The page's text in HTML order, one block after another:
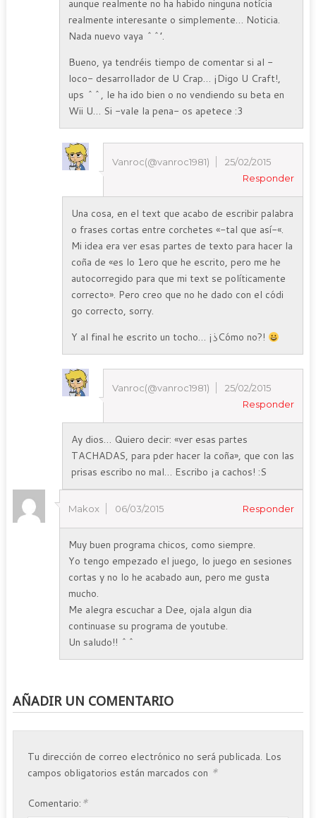
aunque realmente no ha habido ninguna notícia
realmente interesante o simplemente… Noticia.
Nada nuevo vaya ^^’.
Bueno, ya tendréis tiempo de comentar si al -
loco- desarrollador de U Crap… ¡Digo U Craft!,
ups ^^, le ha ido bien o no vendiendo su beta en
Wii U… Si -vale la pena- os apetece :3
Vanroc(@vanroc1981)
25/02/2015
Responder
Una cosa, en el text que acabo de escribir palabra
o frases cortas entre corchetes «-tal que así-«.
Mi idea era ver esas partes de texto para hacer la
coña de «es lo 1ero que he escrito, pero me he
autocorregido para que mi text se políticamente
correcto». Pero creo que no he dado con el códi
go correcto, sorry.
Y al final he escrito un tocho… ¡¿Cómo no?!
Vanroc(@vanroc1981)
25/02/2015
Responder
Ay dios… Quiero decir: «ver esas partes
TACHADAS, para pder hacer la coña», que con las
prisas escribo no mal… Escribo ¡a cachos! :S
Makox 06/03/2015 Responder
Muy buen programa chicos, como siempre.
Yo tengo empezado el juego, lo juego en sesiones
cortas y no lo he acabado aun, pero me gusta
mucho.
Me alegra escuchar a Dee, ojala algun dia
continuase su programa de youtube.
Un saludo!! ^^
AÑADIR UN COMENTARIO
Tu dirección de correo electrónico no será publicada. Los
campos obligatorios están marcados con *
Comentario: *